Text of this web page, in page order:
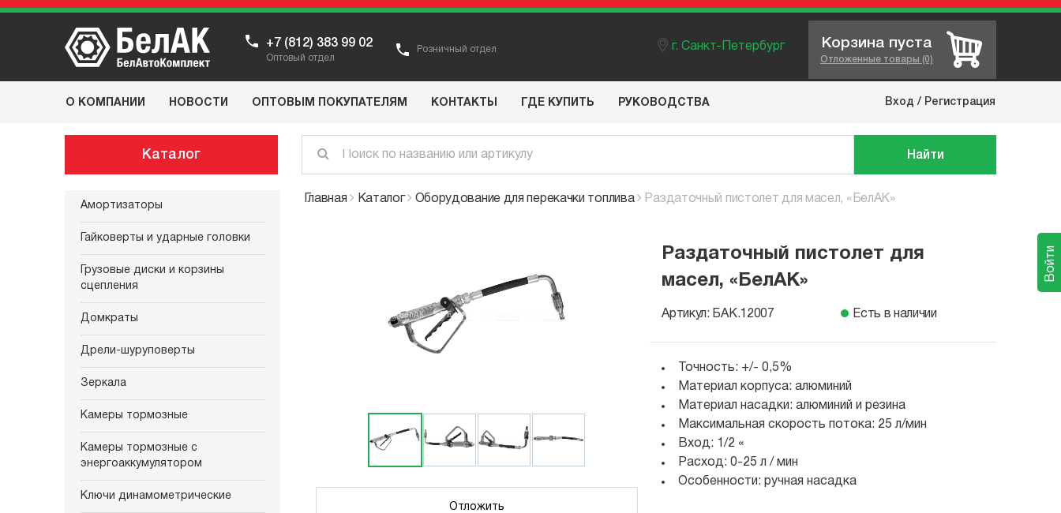
+7 (812) 383 99 02
Оптовый отдел
Розничный отдел г. Санкт-Петербург Корзина пуста
Отложенные товары (0)
О КОМПАНИИ НОВОСТИ ОПТОВЫМ ПОКУПАТЕЛЯМ КОНТАКТЫ ГДЕ КУПИТЬ РУКОВОДСТВА Вход / Регистрация
Каталог Найти
Амортизаторы
Гайковерты и ударные головки
Грузовые диски и корзины
сцепления
Домкраты
Дрели-шуруповерты
Зеркала
Камеры тормозные
Камеры тормозные с
энергоаккумулятором
Ключи динамометрические
Главная Каталог Оборудование для перекачки топлива Раздаточный пистолет для масел, «БелАК»
Отложить
Раздаточный пистолет для
масел, «БелАК»
Артикул: БАК.12007 Есть в наличии
Точность: +/- 0,5%
Материал корпуса: алюминий
Материал насадки: алюминий и резина
Максимальная скорость потока: 25 л/мин
Вход: 1/2 «
Расход: 0-25 л / мин
Особенности: ручная насадка
Войти